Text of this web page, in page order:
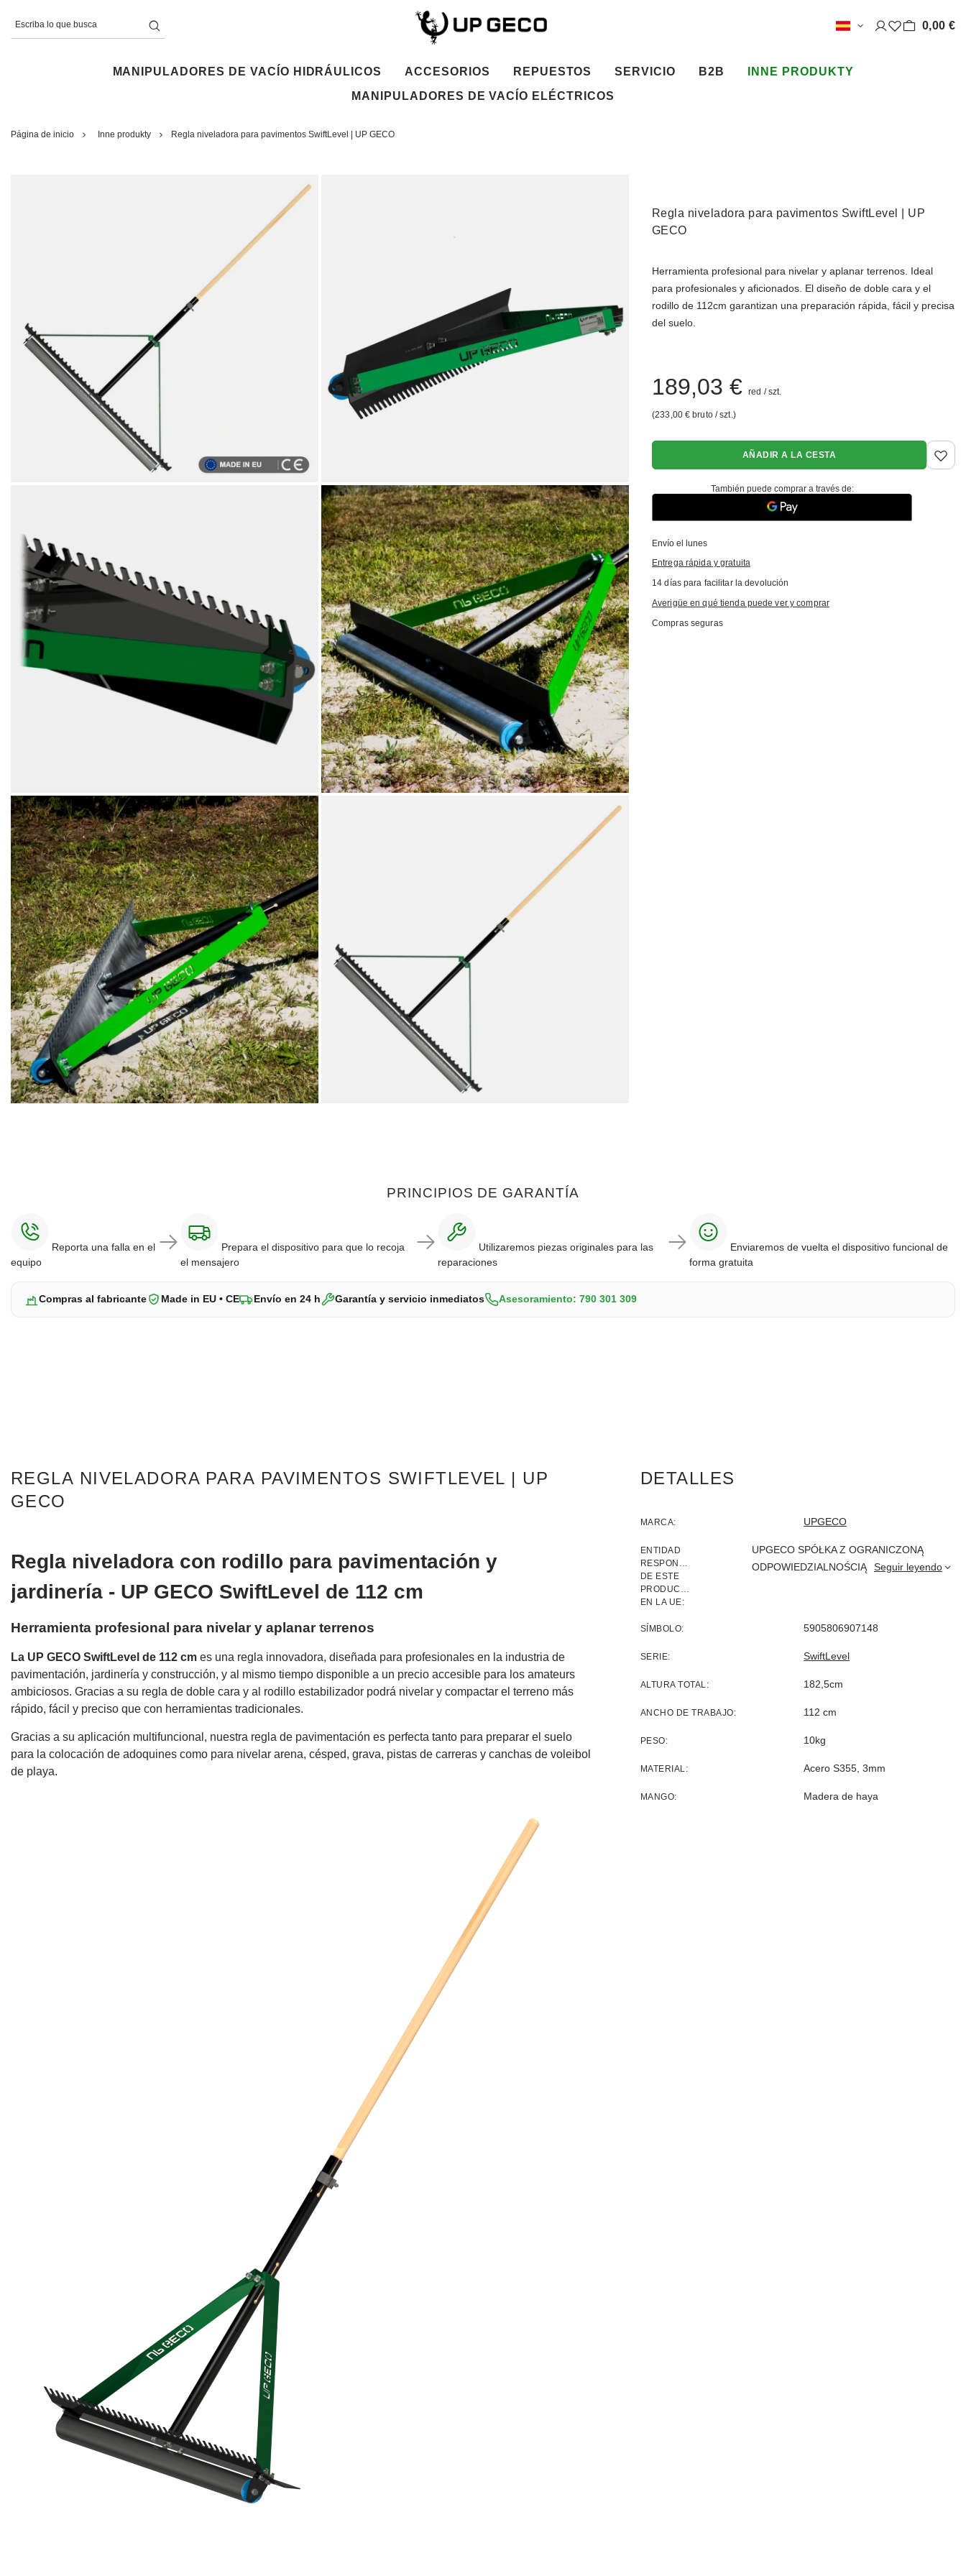
0,00 €
MANIPULADORES DE VACÍO HIDRÁULICOS ACCESORIOS REPUESTOS SERVICIO B2B
INNE PRODUKTY
MANIPULADORES DE VACÍO ELÉCTRICOS
Página de inicio Inne produkty Regla niveladora para pavimentos SwiftLevel | UP GECO
Regla niveladora para pavimentos SwiftLevel | UP
GECO
Herramienta profesional para nivelar y aplanar terrenos. Ideal
para profesionales y aficionados. El diseño de doble cara y el
rodillo de 112cm garantizan una preparación rápida, fácil y precisa
del suelo.
189,03 € red /szt.
233,00 € bruto/szt.
AÑADIR A LA CESTA
También puede comprar a través de:
Envíoel lunes
Entrega rápida y gratuita
14 días para facilitar la devolución
Averigüe en qué tienda puede ver y comprar
Compras seguras
PRINCIPIOS DE GARANTÍA
Reporta una falla en el
equipo
Prepara el dispositivo para que lo recoja
el mensajero
Utilizaremos piezas originales para las
reparaciones
Enviaremos de vuelta el dispositivo funcional de
forma gratuita
Compras al fabricante Made in EU • CE Envío en 24 h Garantía y servicio inmediatos Asesoramiento: 790 301 309
REGLA NIVELADORA PARA PAVIMENTOS SWIFTLEVEL | UP
GECO
Regla niveladora con rodillo para pavimentación y
jardinería - UP GECO SwiftLevel de 112 cm
Herramienta profesional para nivelar y aplanar terrenos
La UP GECO SwiftLevel de 112 cm es una regla innovadora, diseñada para profesionales en la industria de
pavimentación, jardinería y construcción, y al mismo tiempo disponible a un precio accesible para los amateurs
ambiciosos. Gracias a su regla de doble cara y al rodillo estabilizador podrá nivelar y compactar el terreno más
rápido, fácil y preciso que con herramientas tradicionales.
Gracias a su aplicación multifuncional, nuestra regla de pavimentación es perfecta tanto para preparar el suelo
para la colocación de adoquines como para nivelar arena, césped, grava, pistas de carreras y canchas de voleibol
de playa.
DETALLES
MARCA UPGECO
ENTIDAD
RESPONSABLE
DE ESTE
PRODUCTO
EN LA UE
UPGECO SPÓŁKA Z OGRANICZONĄ
ODPOWIEDZIALNOŚCIĄ
Seguir leyendo
SÍMBOLO 5905806907148
SERIE SwiftLevel
ALTURA TOTAL 182,5cm
ANCHO DE TRABAJO 112 cm
PESO 10kg
MATERIAL Acero S355, 3mm
MANGO Madera de haya